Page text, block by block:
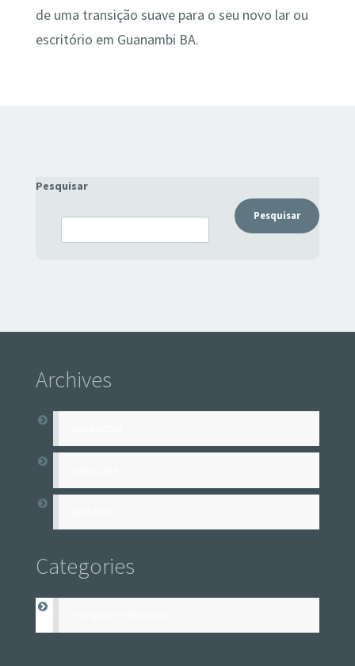
de uma transição suave para o seu novo lar ou
escritório em Guanambi BA.
Pesquisar
Pesquisar
Archives
Categories